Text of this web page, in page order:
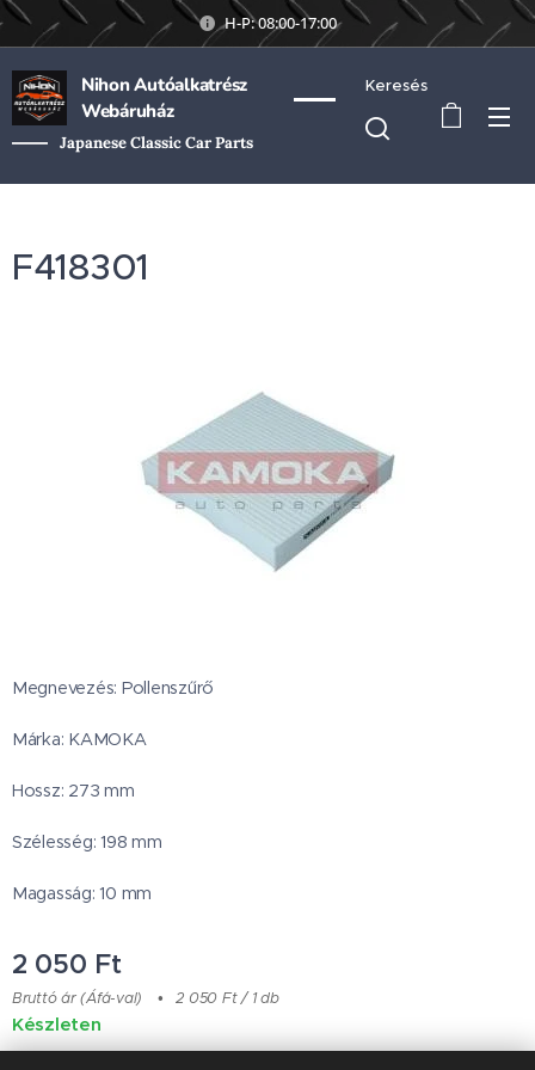
H-P: 08:00-17:00
Nihon Autóalkatrész
Webáruház
Japanese Classic Car Parts
Keresés
F418301
Megnevezés: Pollenszűrő
Márka: KAMOKA
Hossz: 273 mm
Szélesség: 198 mm
Magasság: 10 mm
2 050 Ft
Bruttó ár (Áfá-val) 2 050 Ft / 1 db
Készleten